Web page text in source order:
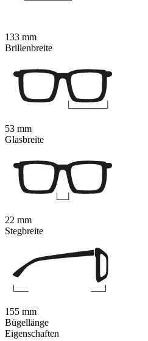
Eigenschaften
133 mm
Brillenbreite
53 mm
Glasbreite
22 mm
Stegbreite
155 mm
Bügellänge